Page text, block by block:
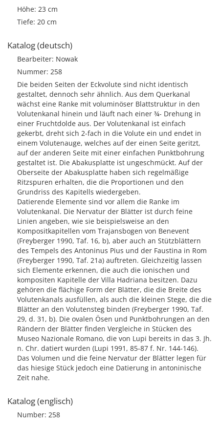
Höhe: 23 cm
Tiefe: 20 cm
Katalog (deutsch)
Bearbeiter: Nowak
Nummer: 258
Die beiden Seiten der Eckvolute sind nicht identisch
gestaltet, dennoch sehr ähnlich. Aus dem Querkanal
wächst eine Ranke mit voluminöser Blattstruktur in den
Volutenkanal hinein und läuft nach einer ¾- Drehung in
einer Fruchtdolde aus. Der Volutenkanal ist einfach
gekerbt, dreht sich 2-fach in die Volute ein und endet in
einem Volutenauge, welches auf der einen Seite geritzt,
auf der anderen Seite mit einer einfachen Punktbohrung
gestaltet ist. Die Abakusplatte ist ungeschmückt. Auf der
Oberseite der Abakusplatte haben sich regelmäßige
Ritzspuren erhalten, die die Proportionen und den
Grundriss des Kapitells wiedergeben.
Datierende Elemente sind vor allem die Ranke im
Volutenkanal. Die Nervatur der Blätter ist durch feine
Linien angeben, wie sie beispielsweise an den
Kompositkapitellen vom Trajansbogen von Benevent
(Freyberger 1990, Taf. 16, b), aber auch an Stützblättern
des Tempels des Antoninus Pius und der Faustina in Rom
(Freyberger 1990, Taf. 21a) auftreten. Gleichzeitig lassen
sich Elemente erkennen, die auch die ionischen und
kompositen Kapitelle der Villa Hadriana besitzen. Dazu
gehören die flächige Form der Blätter, die die Breite des
Volutenkanals ausfüllen, als auch die kleinen Stege, die die
Blätter an den Volutensteg binden (Freyberger 1990, Taf.
29, d. 31, b). Die ovalen Ösen und Punktbohrungen an den
Rändern der Blätter finden Vergleiche in Stücken des
Museo Nazionale Romano, die von Lupi bereits in das 3. Jh.
n. Chr. datiert wurden (Lupi 1991, 85-87 f. Nr. 144-146).
Das Volumen und die feine Nervatur der Blätter legen für
das hiesige Stück jedoch eine Datierung in antoninische
Zeit nahe.
Katalog (englisch)
Number: 258